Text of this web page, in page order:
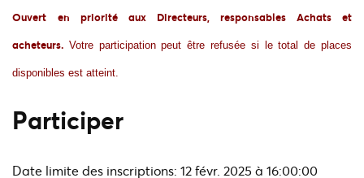
Ouvert
en priorité aux Directeurs, responsables Achats et
acheteurs. Votre participation peut être refusée si le total de places
disponibles est atteint.
Participer
Date limite des inscriptions: 12 févr. 2025 à 16:00:00